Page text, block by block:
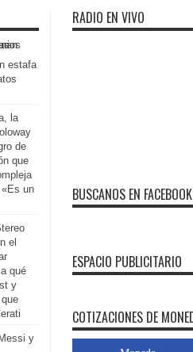
estafa
la
de
que
un
el
qué
y
y
RADIO EN VIVO
BUSCANOS EN FACEBOOK
ESPACIO PUBLICITARIO